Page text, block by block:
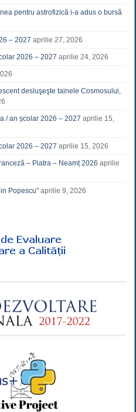
pentru astrofizică i-a adus o bursă
– 2027 aprilie 27, 2026
2026 – 2027 aprilie 24, 2026
desluşeşte tainele Cosmosului,
/ an școlar 2026 – 2027 aprilie 15,
2026 – 2027 aprilie 15, 2026
– Piatra – Neamț 2026 aprilie
Popescu” aprilie 9, 2026